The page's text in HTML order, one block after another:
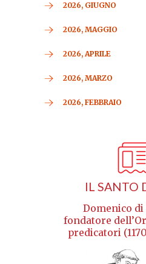
2026, GIUGNO
2026, MAGGIO
2026, APRILE
2026, MARZO
2026, FEBBRAIO
IL SANTO
Domenico di
fondatore
predicatori